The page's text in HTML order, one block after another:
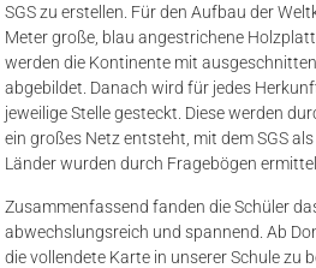
SGS zu erstellen. Für den Aufbau der
Meter große, blau angestrichene
werden die Kontinente mit
abgebildet. Danach wird für jedes
jeweilige Stelle gesteckt. Diese werden
ein großes Netz entsteht, mit dem SGS
Länder wurden durch Fragebögen
Zusammenfassend fanden die Schüler
abwechslungsreich und spannend. Ab
die vollendete Karte in unserer Schule zu